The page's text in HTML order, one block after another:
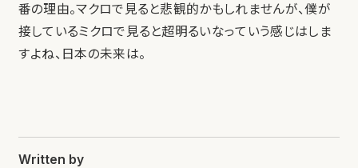
番の理由。マクロで見ると悲観的かもしれませんが、僕が
接しているミクロで見ると超明るいなっていう感じはしま
すよね、日本の未来は。
Written by